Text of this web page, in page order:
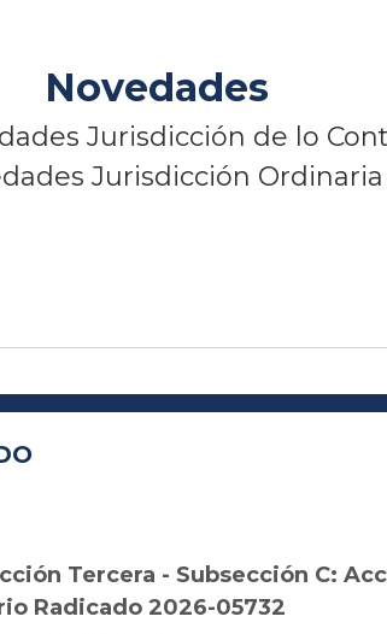
Novedades
Jurisdicción de lo
Jurisdicción Ordinaria
Tercera - Subsección C:
Radicado 2026-05732